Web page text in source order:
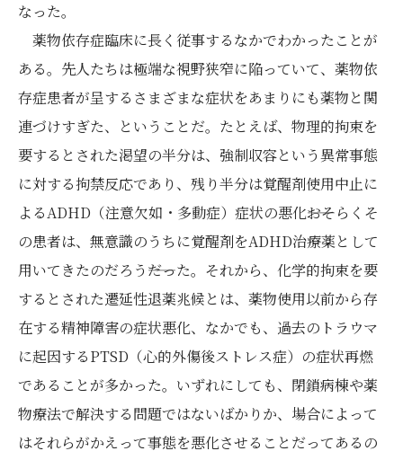
なった。
薬物依存症臨床に長く従事するなかでわかったことが
ある。先人たちは極端な視野狭窄に陥っていて、薬物依
存症患者が呈するさまざまな症状をあまりにも薬物と関
連づけすぎた、ということだ。たとえば、物理的拘束を
要するとされた渇望の半分は、強制収容という異常事態
に対する拘禁反応であり、残り半分は覚醒剤使用中止に
よるADHD（注意欠如・多動症）症状の悪化――おそらくそ
の患者は、無意識のうちに覚醒剤をADHD治療薬として
用いてきたのだろう――だった。それから、化学的拘束を要
するとされた遷延性退薬兆候とは、薬物使用以前から存
在する精神障害の症状悪化、なかでも、過去のトラウマ
に起因するPTSD（心的外傷後ストレス症）の症状再燃
であることが多かった。いずれにしても、閉鎖病棟や薬
物療法で解決する問題ではないばかりか、場合によって
はそれらがかえって事態を悪化させることだってあるの